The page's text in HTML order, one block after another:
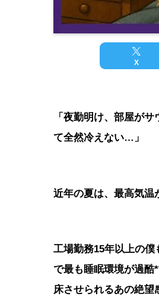
X
「夜勤明け、部屋が
て全然冷えない…」
近年の夏は、最高気温
工場勤務15年以上の
で最も睡眠環境が過酷
床させられるあの絶望